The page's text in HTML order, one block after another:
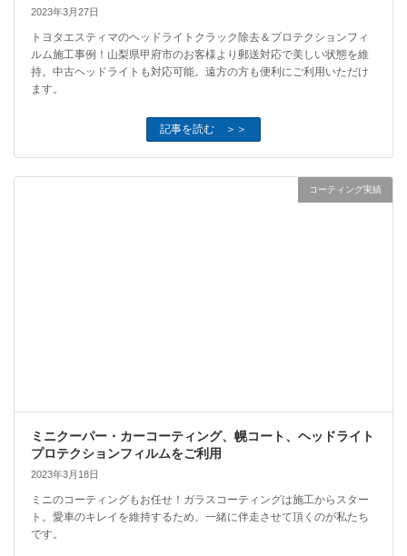
2023年3月27日
トヨタエスティマのヘッドライトクラック除去＆プロテクションフィ
ルム施工事例！山梨県甲府市のお客様より郵送対応で美しい状態を維
持。中古ヘッドライトも対応可能。遠方の方も便利にご利用いただけ
ます。
記事を読む ＞＞
コーティング実績
ミニクーパー・カーコーティング、幌コート、ヘッドライト
プロテクションフィルムをご利用
2023年3月18日
ミニのコーティングもお任せ！ガラスコーティングは施工からスター
ト。愛車のキレイを維持するため、一緒に伴走させて頂くのが私たち
です。